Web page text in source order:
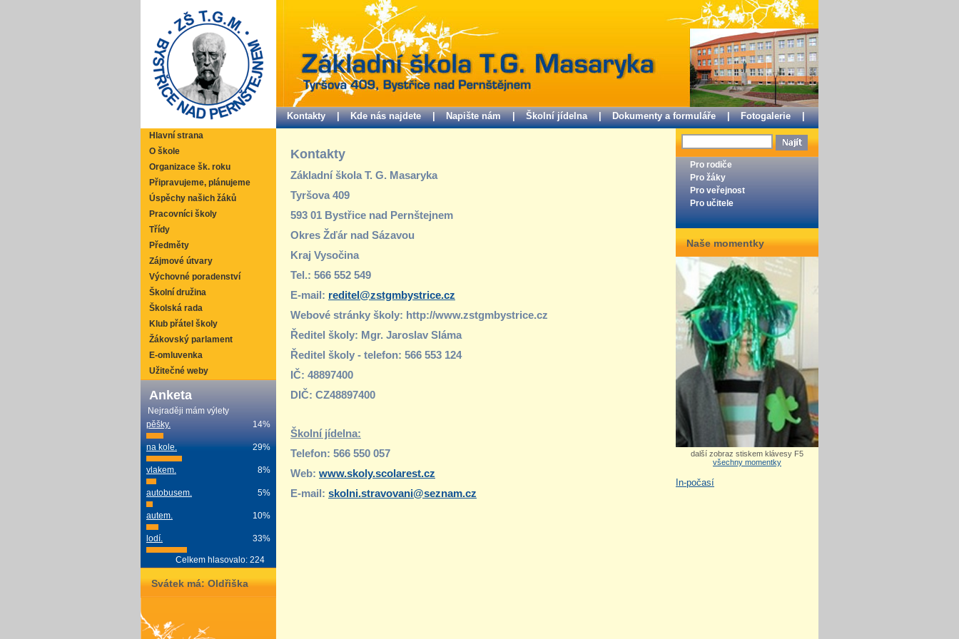
Hlavní strana
O škole
Organizace šk. roku
Připravujeme, plánujeme
Úspěchy našich žáků
Pracovníci školy
Třídy
Předměty
Zájmové útvary
Výchovné poradenství
Školní družina
Školská rada
Klub přátel školy
Žákovský parlament
E-omluvenka
Užitečné weby
Anketa
Nejraději mám výlety
pěšky.
14%
na kole. 29%
vlakem. 8%
autobusem. 5%
autem. 10%
lodí. 33%
Celkem hlasovalo: 224
Svátek má:Oldřiška
Kontakty | Kde nás najdete | Napište nám | Školní jídelna | Dokumenty a formuláře | Fotogalerie |
Kontakty
Základní škola T. G. Masaryka
Tyršova 409
593 01 Bystřice nad Pernštejnem
Okres Žďár nad Sázavou
Kraj Vysočina
Tel.: 566 552 549
E-mail: reditel@zstgmbystrice.cz
Webové stránky školy: http://www.zstgmbystrice.cz
Ředitel školy: Mgr. Jaroslav Sláma
Ředitel školy - telefon: 566 553 124
IČ: 48897400
DIČ: CZ48897400
Školní jídelna:
Telefon: 566 550 057
Web: www.skoly.scolarest.cz
E-mail: skolni.stravovani@seznam.cz
Pro rodiče
Pro žáky
Pro veřejnost
Pro učitele
Naše momentky
další zobraz stiskem klávesy F5
všechny momentky
In-počasí